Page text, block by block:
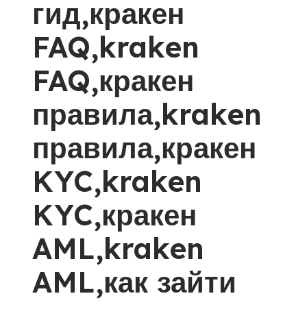
гид,кракен
FAQ,kraken
FAQ,кракен
правила,kraken
правила,кракен
KYC,kraken
KYC,кракен
AML,kraken
AML,как зайти